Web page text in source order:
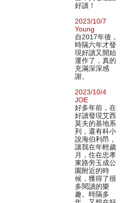
好讀！
2023/10/7
Young
自2017年後，
時隔六年才發
現好讀又開始
運作了，真的
充滿深深感
謝。
2023/10/4
JOE
好多年前，在
好讀發現艾西
莫夫的基地系
列，還有科小
說海伯利昂，
讓我在年輕歲
月，住在忠孝
東路旁玉成公
園附近的時
候，獲得了很
多閱讀的樂
趣。時隔多